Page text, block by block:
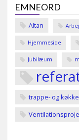
EMNEORD
Altan
Hjemmeside
Jubilæum
trappe- og